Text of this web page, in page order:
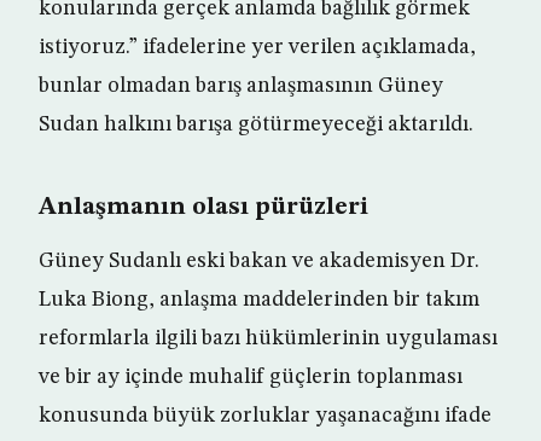
konularında gerçek anlamda bağlılık görmek
istiyoruz.” ifadelerine yer verilen açıklamada,
bunlar olmadan barış anlaşmasının Güney
Sudan halkını barışa götürmeyeceği aktarıldı.
Anlaşmanın olası pürüzleri
Güney Sudanlı eski bakan ve akademisyen Dr.
Luka Biong, anlaşma maddelerinden bir takım
reformlarla ilgili bazı hükümlerinin uygulaması
ve bir ay içinde muhalif güçlerin toplanması
konusunda büyük zorluklar yaşanacağını ifade